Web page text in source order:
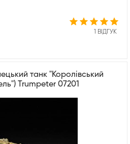
1 ВІДГУК
танк "Королівський
Trumpeter 07201